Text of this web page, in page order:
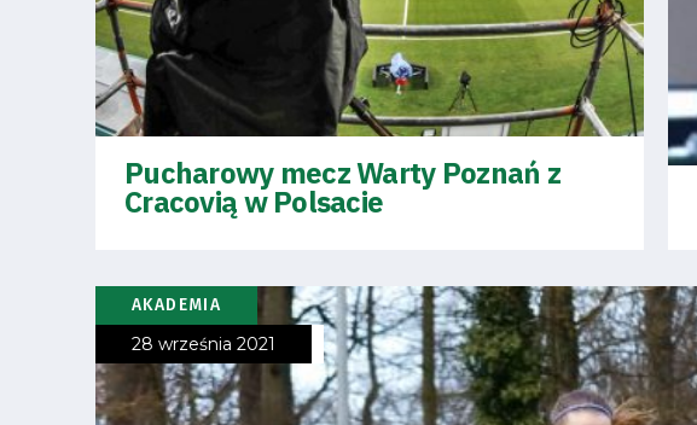
Akademia
Aktualności
Fundacja
Pucharowy mecz Warty Poznań z
Cracovią w Polsacie
AKADEMIA
28 września 2021